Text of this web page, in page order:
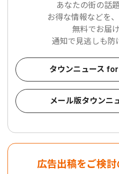
あなたの街の話
お得な情報などを
無料でお届け
通知で見逃しも防
タウンニュース
メール版タウンニ
広告出稿をご検